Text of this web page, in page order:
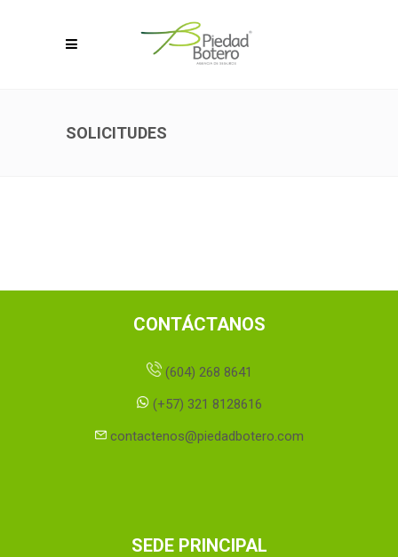
SOLICITUDES
CONTÁCTANOS
(604) 268 8641
(+57) 321 8128616
contactenos@piedadbotero.com
SEDE PRINCIPAL